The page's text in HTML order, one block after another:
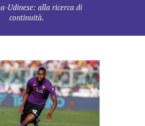
Udinese: alla ricerca di
continuità.